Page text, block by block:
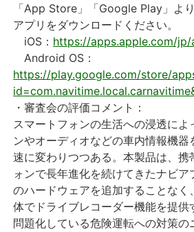
「App Store」「Google Play」よ
アプリをダウンロードください。
iOS： https://apps.apple.com/
Android OS：
https://play.google.com/store/
・審査会の評価コメント：
スマートフォンの生活への浸透によ
ンやオーディオなどの車内情報機器
速に変わりつつある。本製品は、携
ォンで長年進化を続けてきたナビア
のハードウェアを追加することなく
体でドライブレコーダー機能を提供
問題化している危険運転への対策の